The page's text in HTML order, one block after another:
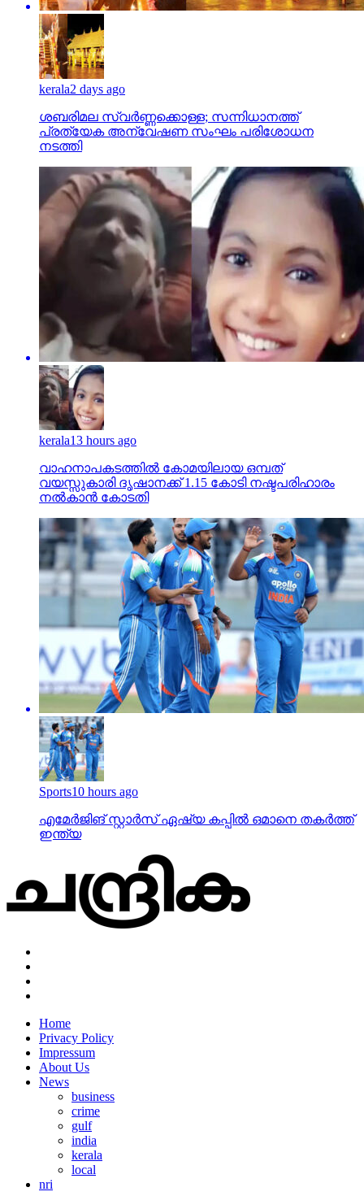
kerala2 days ago
ശബരിമല സ്വര്‍ണ്ണക്കൊള്ള; സന്നിധാനത്ത്
പ്രത്യേക അന്വേഷണ സംഘം പരിശോധന
നടത്തി
kerala13 hours ago
വാഹനാപകടത്തില്‍ കോമയിലായ ഒമ്പത്
വയസ്സുകാരി ദൃഷാനക്ക് 1.15 കോടി നഷ്ടപരിഹാരം
നല്‍കാന്‍ കോടതി
Sports10 hours ago
എമേര്‍ജിങ് സ്റ്റാര്‍സ് ഏഷ്യ കപ്പില്‍ ഒമാനെ തകര്‍ത്ത്
ഇന്ത്യ
Home
Privacy Policy
Impressum
About Us
News
business
crime
gulf
india
kerala
local
nri